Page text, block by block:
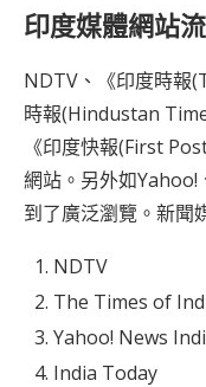
印度媒體網站
NDTV、《印度時報
時報(Hindustan
《印度快報(First
網站。另外如
到了廣泛瀏覽。新聞
NDTV
The Times of
Yahoo! News
India Today